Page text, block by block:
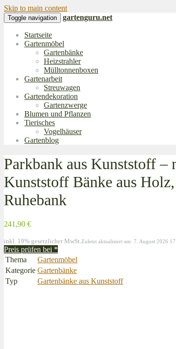
Skip to main content
Toggle navigation gartenguru.net
Startseite
Gartenmöbel
Gartenbänke
Heizstrahler
Mülltonnenboxen
Gartenarbeit
Streuwagen
Gartendekoration
Gartenzwerge
Blumen und Pflanzen
Tierisches
Vogelhäuser
Gartenblog
Parkbank aus Kunststoff
Kunststoff Bänke aus
Ruhebank
241,90 €
inkl. 19% gesetzlicher MwSt. Zuletzt aktualisiert am: 7. August 2026
Preis prüfen bei *
Thema
Gartenmöbel
Kategorie Gartenbänke
Typ
Gartenbänke aus Kunststoff